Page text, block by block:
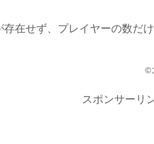
存在せず、プレイヤーの数だ
©
スポンサーリ